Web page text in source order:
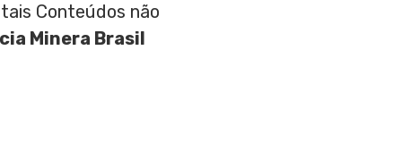
Conteúdos não
Minera Brasil